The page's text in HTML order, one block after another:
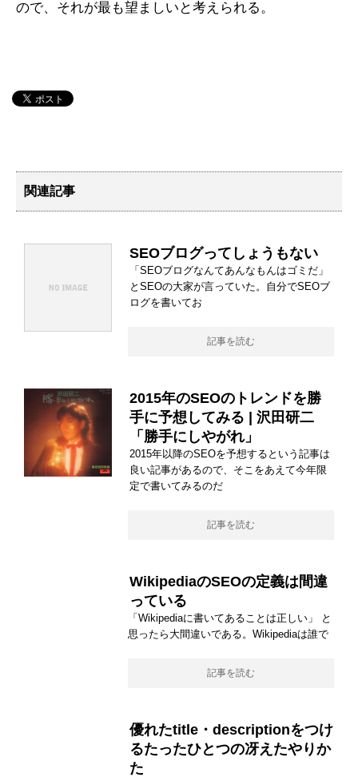
ので、それが最も望ましいと考えられる。
関連記事
SEOブログってしょうもない
「SEOブログなんてあんなもんはゴミだ」
とSEOの大家が言っていた。自分でSEOブ
ログを書いてお
記事を読む
2015年のSEOのトレンドを勝
手に予想してみる | 沢田研二
「勝手にしやがれ」
2015年以降のSEOを予想するという記事は
良い記事があるので、そこをあえて今年限
定で書いてみるのだ
記事を読む
WikipediaのSEOの定義は間違
っている
「Wikipediaに書いてあることは正しい」 と
思ったら大間違いである。Wikipediaは誰で
記事を読む
優れたtitle・descriptionをつけ
るたったひとつの冴えたやりか
た